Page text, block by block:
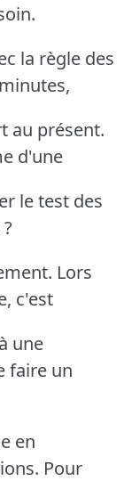
la règle des
au présent.
d'une
le test des
Lors
c'est
une
faire un
en
Pour